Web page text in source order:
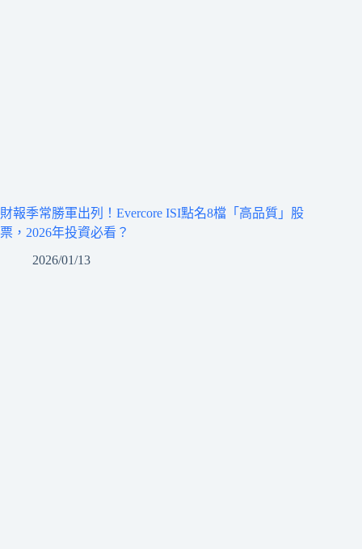
財報季常勝軍出列！Evercore ISI點名8檔「高品質」股
票，2026年投資必看？
2026/01/13